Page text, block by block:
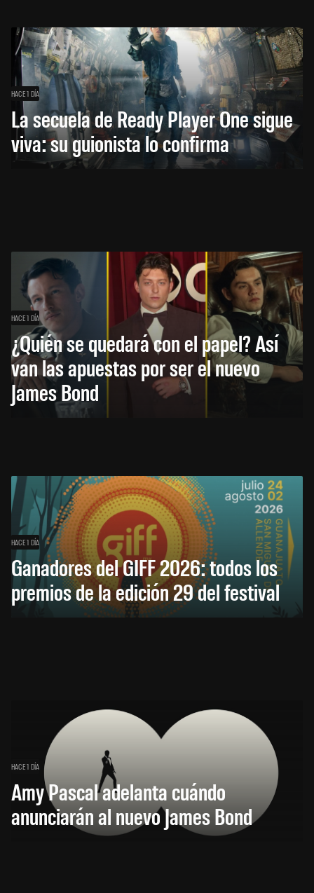
HACE 1 DÍA
La secuela de Ready Player One sigue
viva: su guionista lo confirma
HACE 1 DÍA
¿Quién se quedará con el papel? Así
van las apuestas por ser el nuevo
James Bond
HACE 1 DÍA
Ganadores del GIFF 2026: todos los
premios de la edición 29 del festival
HACE 1 DÍA
Amy Pascal adelanta cuándo
anunciarán al nuevo James Bond